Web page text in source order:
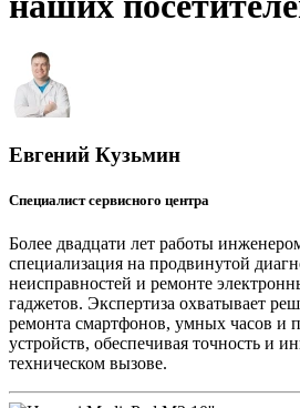
Евгений Кузьмин
Специалист сервисного центра
Более двадцати лет работы
специализация на продвинутой
неисправностей и ремонте
гаджетов. Экспертиза охватывает
ремонта смартфонов, умных часов и
устройств, обеспечивая точность и
техническом вызове.